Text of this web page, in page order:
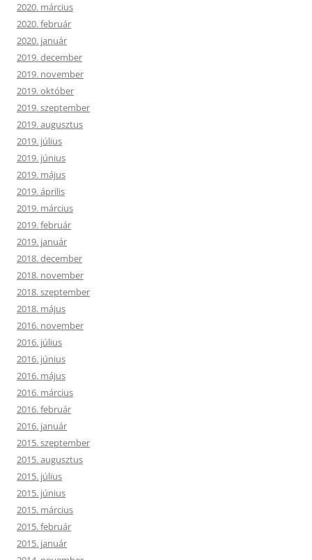
2020. március
2020. február
2020. január
2019. december
2019. november
2019. október
2019. szeptember
2019. augusztus
2019. július
2019. június
2019. május
2019. április
2019. március
2019. február
2019. január
2018. december
2018. november
2018. szeptember
2018. május
2016. november
2016. július
2016. június
2016. május
2016. március
2016. február
2016. január
2015. szeptember
2015. augusztus
2015. július
2015. június
2015. március
2015. február
2015. január